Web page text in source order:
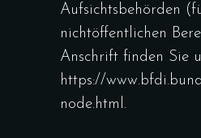
Aufsichtsbehörden
nichtöffentlichen
Anschrift finden Sie
https://
node.html.